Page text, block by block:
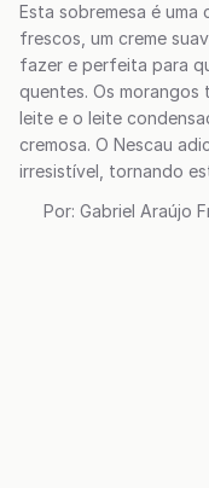
Esta sobremesa é
frescos, um creme
fazer e perfeita para
quentes. Os
leite e o leite
cremosa. O Nescau
irresistível, tornando
Por: Gabriel Araújo